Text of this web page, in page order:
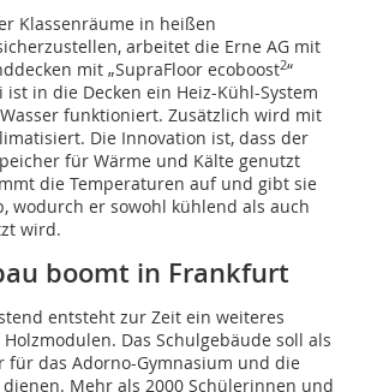
Klassenräume in heißen
arbeitet die Erne AG mit
mit „SupraFloor ecoboost2“
ist in die Decken ein Heiz-Kühl-System
funktioniert. Zusätzlich wird mit
Die Innovation ist, dass der
für Wärme und Kälte genutzt
die Temperaturen auf und gibt sie
wodurch er sowohl kühlend als auch
wird.
boomt in Frankfurt
entsteht zur Zeit ein weiteres
Das Schulgebäude soll als
für das Adorno-Gymnasium und die
Mehr als 2000 Schülerinnen und